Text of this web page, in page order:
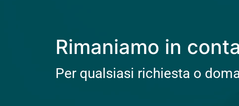
Rimaniamo in
Per qualsiasi richiesta o